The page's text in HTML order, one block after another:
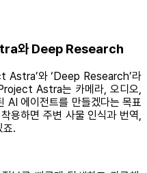
와 Deep Research
Astra’와 ‘Deep Research’라
Astra는 카메라, 오디오,
AI 에이전트를 만들겠다는 목표
용하면 주변 사물 인식과 번역,
죠.